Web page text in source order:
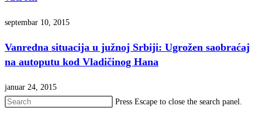
septembar 10, 2015
Vanredna situacija u južnoj Srbiji: Ugrožen saobraćaj
na autoputu kod Vladičinog Hana
januar 24, 2015
Press Escape to close the search panel.